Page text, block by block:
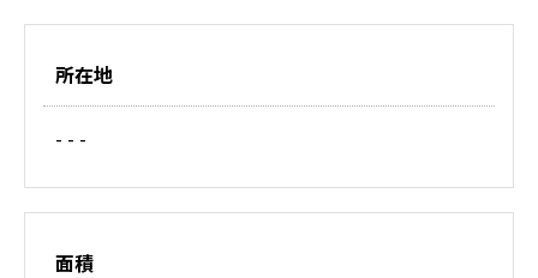
所在地
- - -
面積